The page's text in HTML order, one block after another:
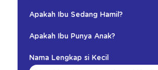
Apakah Ibu Sedang Hamil?
Apakah Ibu Punya Anak?
Nama Lengkap si Kecil